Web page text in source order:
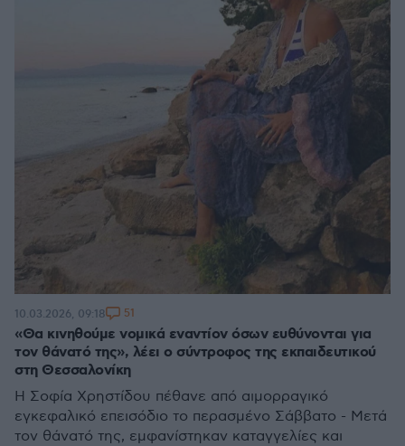
«Θα κινηθούμε νομικά εναντίον όσων ευθύνονται για
τον θάνατό της», λέει ο σύντροφος της εκπαιδευτικού
στη Θεσσαλονίκη
Η Σοφία Χρηστίδου πέθανε από αιμορραγικό
εγκεφαλικό επεισόδιο το περασμένο Σάββατο - Μετά
τον θάνατό της, εμφανίστηκαν καταγγελίες και
10.03.2026, 09:18 51